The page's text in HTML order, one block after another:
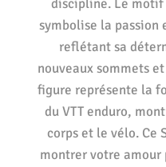
discipline. Le
symbolise la passion
reflétant sa
nouveaux sommets
figure représente la
du VTT enduro,
corps et le vélo. Ce
montrer votre amour